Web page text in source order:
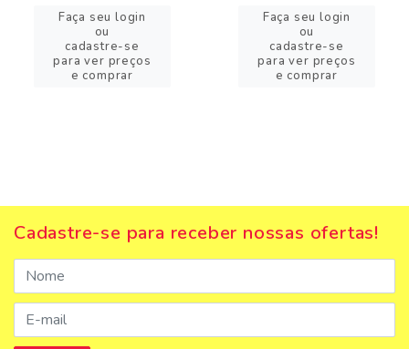
Faça seu login
ou
cadastre-se
para ver preços
e comprar
Faça seu login
ou
cadastre-se
para ver preços
e comprar
Cadastre-se para receber nossas ofertas!